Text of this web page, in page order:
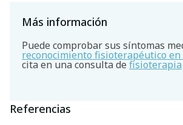
Más información
Puede comprobar sus síntomas
reconocimiento fisioterapéutico
cita en una consulta de fisioterapia
Referencias